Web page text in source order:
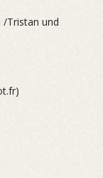
/Tristan und